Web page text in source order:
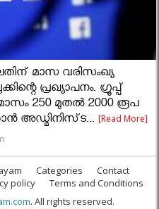
മാസ വരിസംഖ്യ
പ്രഖ്യാപനം. ഗ്രൂപ്പ്
250 മുതല്‍ 2000 രൂപ
അഡ്മിനിസ്‌ട...[Read More]
Categories
Contact
policy
Terms and Conditions
. All rights reserved.